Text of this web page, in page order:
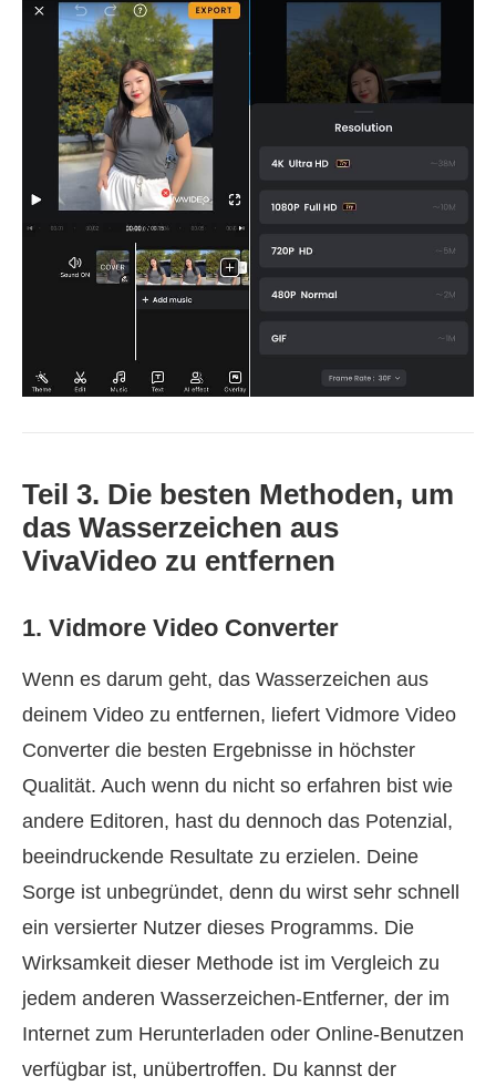
Teil 3. Die besten Methoden, um
das Wasserzeichen aus
VivaVideo zu entfernen
1. Vidmore Video Converter
Wenn es darum geht, das Wasserzeichen aus
deinem Video zu entfernen, liefert Vidmore Video
Converter die besten Ergebnisse in höchster
Qualität. Auch wenn du nicht so erfahren bist wie
andere Editoren, hast du dennoch das Potenzial,
beeindruckende Resultate zu erzielen. Deine
Sorge ist unbegründet, denn du wirst sehr schnell
ein versierter Nutzer dieses Programms. Die
Wirksamkeit dieser Methode ist im Vergleich zu
jedem anderen Wasserzeichen‑Entferner, der im
Internet zum Herunterladen oder Online‑Benutzen
verfügbar ist, unübertroffen. Du kannst der